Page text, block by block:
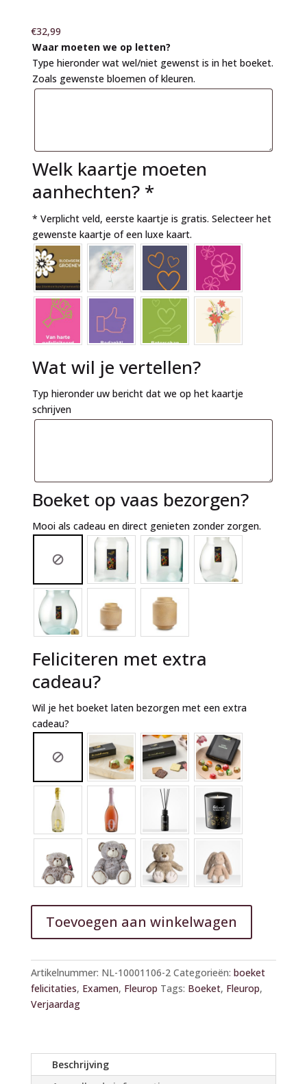
€32,99
Waar moeten we op letten?
Type hieronder wat wel/niet gewenst is in het boeket.
Zoals gewenste bloemen of kleuren.
Welk kaartje moeten
aanhechten? *
* Verplicht veld, eerste kaartje is gratis. Selecteer het
gewenste kaartje of een luxe kaart.
Wat wil je vertellen?
Typ hieronder uw bericht dat we op het kaartje
schrijven
Boeket op vaas bezorgen?
Mooi als cadeau en direct genieten zonder zorgen.
Feliciteren met extra
cadeau?
Wil je het boeket laten bezorgen met een extra
cadeau?
Toevoegen aan winkelwagen
l
t
e
r
t
i
Artikelnummer: NL-10001106-2 Categorieën: boeket
felicitaties, Examen, Fleurop Tags: Boeket, Fleurop,
Verjaardag
Beschrijving